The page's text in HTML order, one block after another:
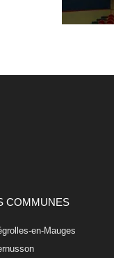
COMMUNES
en-Mauges